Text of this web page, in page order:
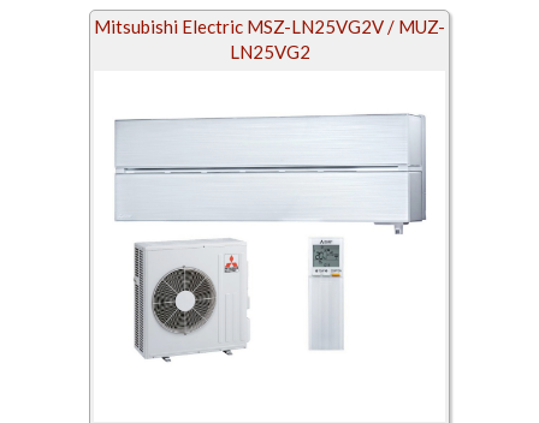
Mitsubishi Electric MSZ-LN25VG2V / MUZ-
LN25VG2